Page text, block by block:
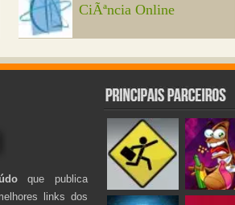
CiÃªncia Online
que publica
links dos